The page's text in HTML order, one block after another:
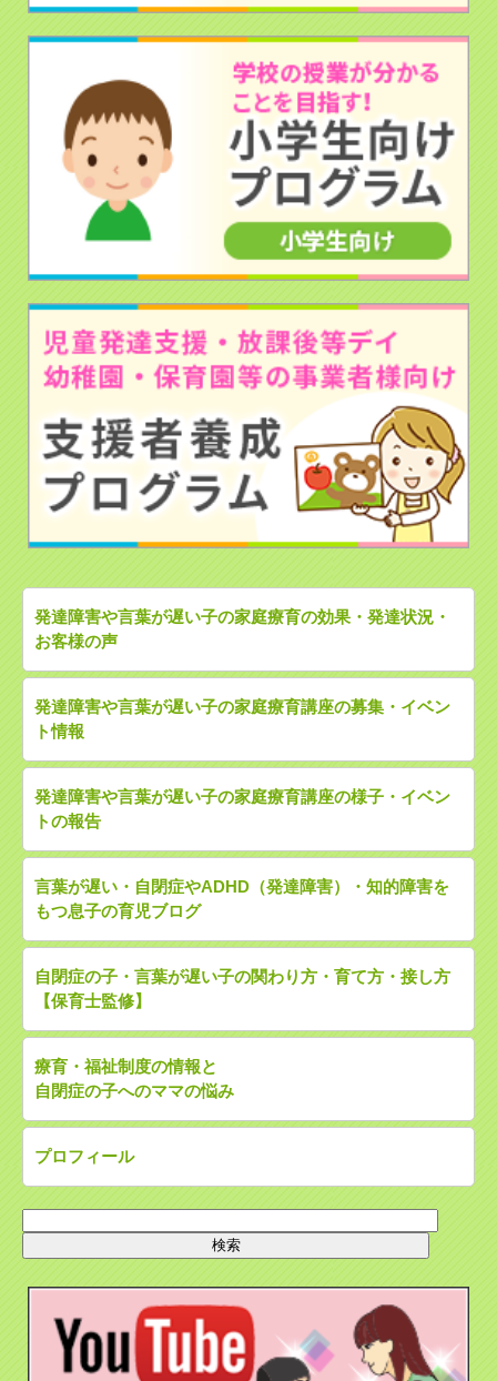
発達障害や言葉が遅い子の家庭療育の効果・発達状況・
お客様の声
発達障害や言葉が遅い子の家庭療育講座の募集・イベン
ト情報
発達障害や言葉が遅い子の家庭療育講座の様子・イベン
トの報告
言葉が遅い・自閉症やADHD（発達障害）・知的障害を
もつ息子の育児ブログ
自閉症の子・言葉が遅い子の関わり方・育て方・接し方
【保育士監修】
療育・福祉制度の情報と
自閉症の子へのママの悩み
プロフィール
索: